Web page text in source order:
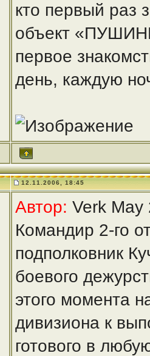
кто первый раз
объект
первое
день, каждую
12.11.2006, 18:45
Автор: Verk May
Командир 2-го
подполковник
боевого
этого момента
дивизиона к
готового в